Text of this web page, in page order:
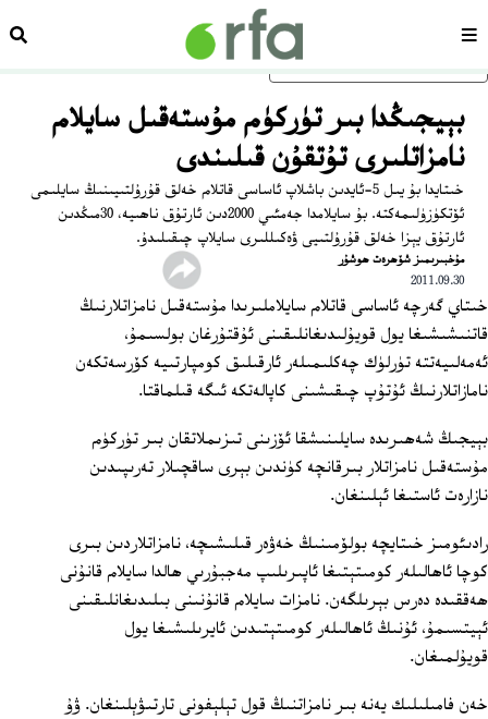
ئاساسلىق مەزمۇنغا ئاتلاڭسەھىپە
بېيجىڭدا بىر تۈركۈم مۇستەقىل سايلام
نامزاتلىرى تۇتقۇن قىلىندى
خىتايدا بۇ يىل 5-ئايدىن باشلاپ ئاساسى قاتلام خەلق قۇرۇلتىيىنىڭ سايلىمى
ئۆتكۈزۈلىمەكتە. بۇ سايلامدا جەمئىي 2000دىن ئارتۇق ناھىيە، 30مىڭدىن
ئارتۇق يېزا خەلق قۇرۇلتىيى ۋەكىللىرى سايلاپ چىقىلىدۇ.
مۇخبىرىمىز شۆھرەت ھوشۇر
2011.09.30
خىتاي گەرچە ئاساسى قاتلام سايلاملىرىدا مۇستەقىل نامزاتلارنىڭ
قاتنىشىشىغا يول قويۇلىدىغانلىقىنى ئۇقتۇرغان بولسىمۇ،
ئەمەلىيەتتە تۈرلۈك چەكلىمىلەر ئارقىلىق كومپارتىيە كۆرسەتكەن
نامازاتلارنىڭ ئۇتۇپ چىقىشىنى كاپالەتكە ئىگە قىلماقتا.
بېيجىڭ شەھىرىدە سايلىنىشقا ئۆزىنى تىزىملاتقان بىر تۈركۈم
مۇستەقىل نامزاتلار بىرقانچە كۈندىن بېرى ساقچىلار تەرىپىدىن
نازارەت ئاستىغا ئېلىنغان.
رادىئومىز خىتايچە بولۆمىنىڭ خەۋەر قىلىشىچە، نامزاتلاردىن بىرى
كوچا ئاھالىلەر كومىتېتىغا ئاپىرىلىپ مەجبۇرىي ھالدا سايلام قانۇنى
ھەققىدە دەرس بېرىلگەن. نامزات سايلام قانۇنىنى بىلىدىغانلىقىنى
ئېيتسىمۇ، ئۇنىڭ ئاھالىلەر كومىتېتىدىن ئايرىلىشىغا يول
قويۇلمىغان.
خەن فامىلىلىك يەنە بىر نامزاتنىڭ قول تېلېفونى تارتىۋېلىنغان. ۋۇ